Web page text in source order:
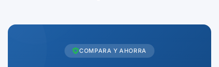
COMPARA Y AHORRA